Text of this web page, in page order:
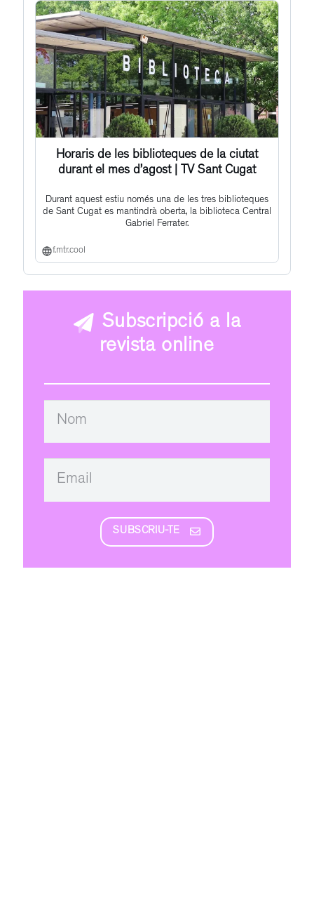
Horaris de les biblioteques de la ciutat
durant el mes d’agost | TV Sant Cugat
Durant aquest estiu només una de les tres biblioteques
de Sant Cugat es mantindrà oberta, la biblioteca Central
Gabriel Ferrater.
f.mtr.cool
Subscripció a la
revista online
SUBSCRIU-TE